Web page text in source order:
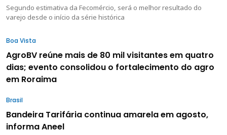
Segundo estimativa da Fecomércio, será o melhor resultado do
varejo desde o início da série histórica
Boa Vista
AgroBV reúne mais de 80 mil visitantes em quatro
dias; evento consolidou o fortalecimento do agro
em Roraima
Brasil
Bandeira Tarifária continua amarela em agosto,
informa Aneel